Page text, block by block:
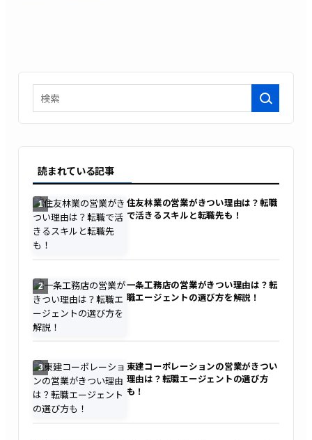
検索
読まれている記事
1
住友林業の営業がきつい理由は？転職
で活きるスキルと転職先も！
2
一条工務店の営業がきつい理由は？転
職エージェントの選び方を解説！
3
東建コーポレーションの営業がきつい
理由は？転職エージェントの選び方
も！